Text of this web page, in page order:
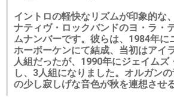
イントロの軽快なリズムが印象的な
ナティヴ・ロックバンドのヨ・ラ・
ムナンバーです。彼らは、1984年に
ホーボーケンにて結成、当初はアイ
人組だったが、1990年にジェイムズ
し、3人組になりました。オルガン
の少し寂しげな音色が秋を連想させ